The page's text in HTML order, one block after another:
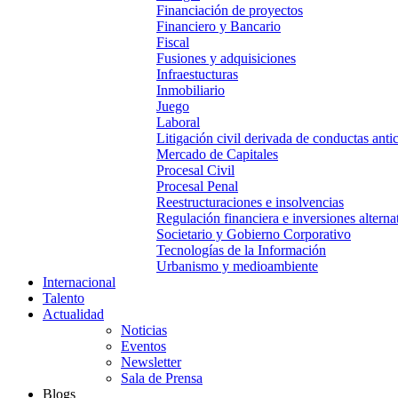
Financiación de proyectos
Financiero y Bancario
Fiscal
Fusiones y adquisiciones
Infraestucturas
Inmobiliario
Juego
Laboral
Litigación civil derivada de conductas
Mercado de Capitales
Procesal Civil
Procesal Penal
Reestructuraciones e insolvencias
Regulación financiera e inversiones
Societario y Gobierno Corporativo
Tecnologías de la Información
Urbanismo y medioambiente
Internacional
Talento
Actualidad
Noticias
Eventos
Newsletter
Sala de Prensa
Blogs